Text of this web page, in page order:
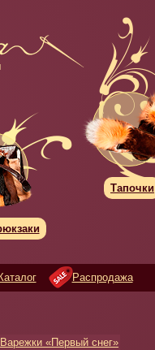
Тапочки
Каталог Распродажа
Варежки «Первый снег»